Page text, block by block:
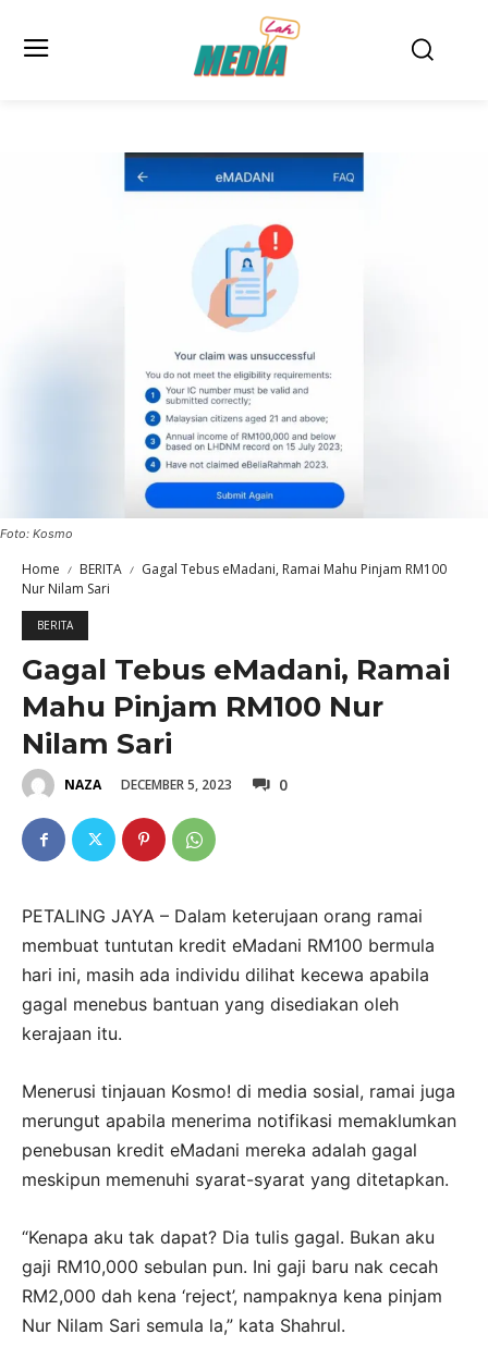
Foto: Kosmo
Home BERITA
Gagal Tebus eMadani, Ramai Mahu Pinjam RM100
Nur Nilam Sari
BERITA
Gagal Tebus eMadani, Ramai
Mahu Pinjam RM100 Nur
Nilam Sari
NAZA DECEMBER 5, 2023 0
PETALING JAYA – Dalam keterujaan orang ramai
membuat tuntutan kredit eMadani RM100 bermula
hari ini, masih ada individu dilihat kecewa apabila
gagal menebus bantuan yang disediakan oleh
kerajaan itu.
Menerusi tinjauan Kosmo! di media sosial, ramai juga
merungut apabila menerima notifikasi memaklumkan
penebusan kredit eMadani mereka adalah gagal
meskipun memenuhi syarat-syarat yang ditetapkan.
“Kenapa aku tak dapat? Dia tulis gagal. Bukan aku
gaji RM10,000 sebulan pun. Ini gaji baru nak cecah
RM2,000 dah kena ‘reject’, nampaknya kena pinjam
Nur Nilam Sari semula la,” kata Shahrul.